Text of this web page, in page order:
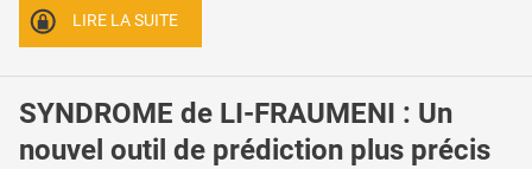
LIRE LA SUITE
SYNDROME de LI-FRAUMENI : Un
nouvel outil de prédiction plus précis